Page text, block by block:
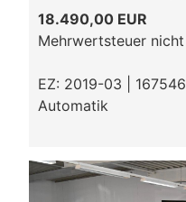
18.490,00 EUR
Mehrwertsteuer
EZ: 2019-03 |
Automatik